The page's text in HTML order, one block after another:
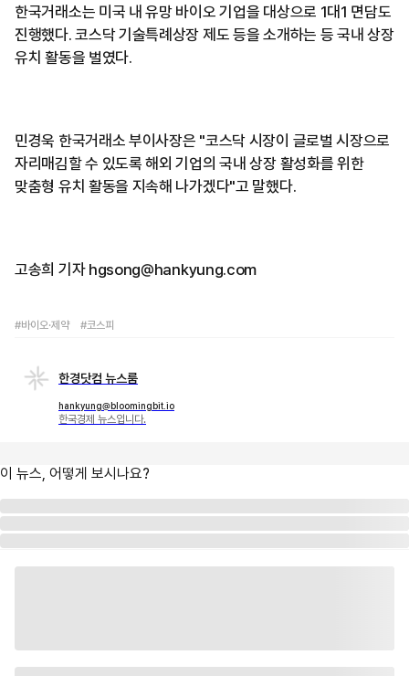
한국거래소는 미국 내 유망 바이오 기업을 대상으로 1대1 면담도
진행했다. 코스닥 기술특례상장 제도 등을 소개하는 등 국내 상장
유치 활동을 벌였다.
민경욱 한국거래소 부이사장은 "코스닥 시장이 글로벌 시장으로
자리매김할 수 있도록 해외 기업의 국내 상장 활성화를 위한
맞춤형 유치 활동을 지속해 나가겠다"고 말했다.
고송희 기자 hgsong@hankyung.com
#바이오·제약 #코스피
한경닷컴 뉴스룸
hankyung@bloomingbit.io
한국경제 뉴스입니다.
이 뉴스, 어떻게 보시나요?